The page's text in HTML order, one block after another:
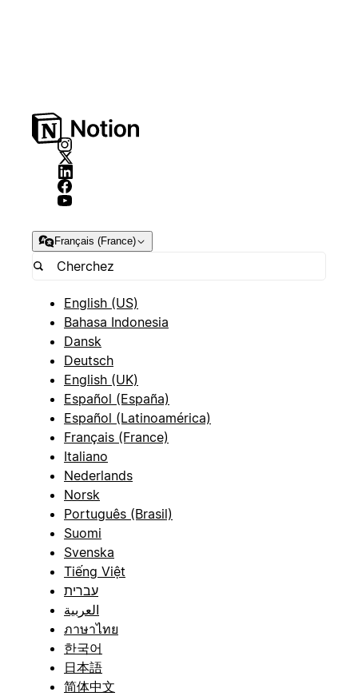
Français (France)
English (US)
Bahasa Indonesia
Dansk
Deutsch
English (UK)
Español (España)
Español (Latinoamérica)
Français (France)
Italiano
Nederlands
Norsk
Português (Brasil)
Suomi
Svenska
Tiếng Việt
עברית
العربية
ภาษาไทย
한국어
日本語
简体中文